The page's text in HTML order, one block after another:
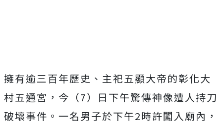
擁有逾三百年歷史、主祀五顯大帝的彰化大
村五通宮，今（7）日下午驚傳神像遭人持刀
破壞事件。一名男子於下午2時許闖入廟內，